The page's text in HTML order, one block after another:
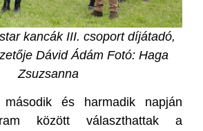
kancák III. csoport díjátadó,
Dávid Ádám Fotó: Haga
Zsuzsanna
és harmadik napján
között választhattak a